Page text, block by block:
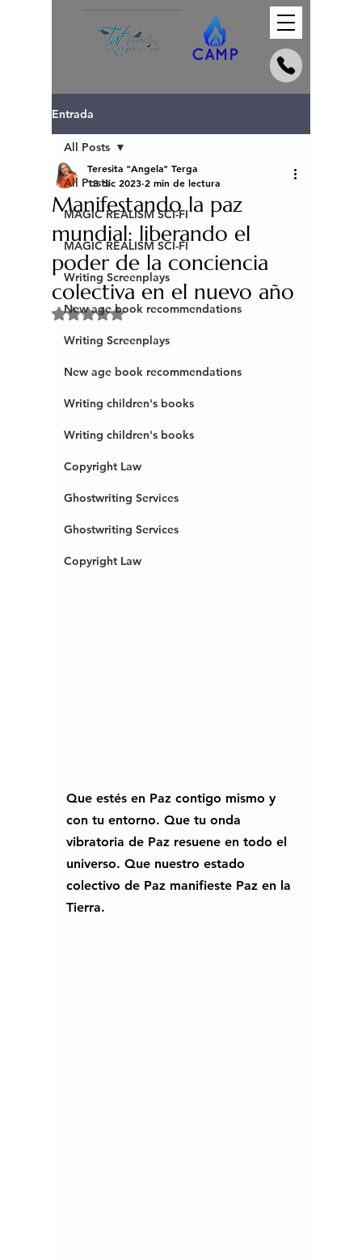
Entrada
All Posts
MAGIC REALISM SCI-FI
MAGIC REALISM SCI-FI
Writing Screenplays
New age book recommendations
Writing Screenplays
New age book recommendations
Writing children's books
Writing children's books
Copyright Law
Ghostwriting Services
Ghostwriting Services
Copyright Law
All Posts
Manifestando la paz
mundial: liberando el
poder de la conciencia
colectiva en el nuevo año
Teresita "Angela" Terga
13 dic 2023 2 min de lectura
Obtuvo NaN de 5 estrellas.
Que estés en Paz contigo mismo y
con tu entorno. Que tu onda
vibratoria de Paz resuene en todo el
universo. Que nuestro estado
colectivo de Paz manifieste Paz en la
Tierra.